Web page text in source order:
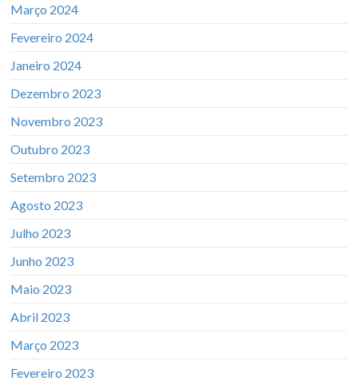
Março 2024
Fevereiro 2024
Janeiro 2024
Dezembro 2023
Novembro 2023
Outubro 2023
Setembro 2023
Agosto 2023
Julho 2023
Junho 2023
Maio 2023
Abril 2023
Março 2023
Fevereiro 2023